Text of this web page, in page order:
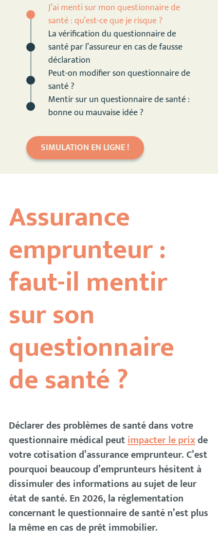
J’ai menti sur mon questionnaire de
santé : qu’est-ce que je risque ?
La vérification du questionnaire de
santé par l’assureur en cas de fausse
déclaration
Peut-on modifier son questionnaire de
santé ?
Mentir sur un questionnaire de santé :
bonne ou mauvaise idée ?
SIMULATION EN LIGNE !
Assurance
emprunteur :
faut-il mentir
sur son
questionnaire
de santé ?
Déclarer des problèmes de santé dans votre
questionnaire médical peutimpacter le prixde
votre cotisation d’assurance emprunteur. C’est
pourquoi beaucoup d’emprunteurs hésitent à
dissimuler des informations au sujet de leur
état de santé. En 2026, la règlementation
concernant le questionnaire de santé n’est plus
la même en cas de prêt immobilier.